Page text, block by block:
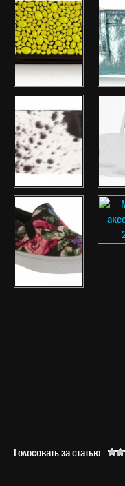
Голосовать за статью